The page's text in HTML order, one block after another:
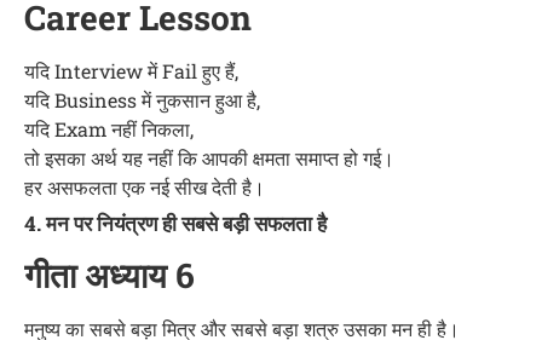
Career Lesson
यदि Interview में Fail हुए हैं,
यदि Business में नुकसान हुआ है,
यदि Exam नहीं निकला,
तो इसका अर्थ यह नहीं कि आपकी क्षमता समाप्त हो गई।
हर असफलता एक नई सीख देती है।
4. मन पर नियंत्रण ही सबसे बड़ी सफलता है
गीता अध्याय 6
मनुष्य का सबसे बड़ा मित्र और सबसे बड़ा शत्रु उसका मन ही है।